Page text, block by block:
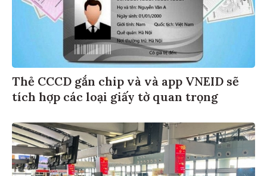
Thẻ CCCD gắn chip và và app VNEID sẽ
tích hợp các loại giấy tờ quan trọng